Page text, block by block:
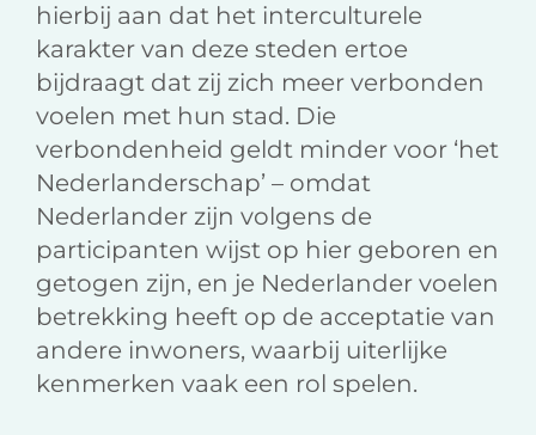
hierbij aan dat het interculturele
karakter van deze steden ertoe
bijdraagt dat zij zich meer verbonden
voelen met hun stad. Die
verbondenheid geldt minder voor ‘het
Nederlanderschap’ – omdat
Nederlander zijn volgens de
participanten wijst op hier geboren en
getogen zijn, en je Nederlander voelen
betrekking heeft op de acceptatie van
andere inwoners, waarbij uiterlijke
kenmerken vaak een rol spelen.